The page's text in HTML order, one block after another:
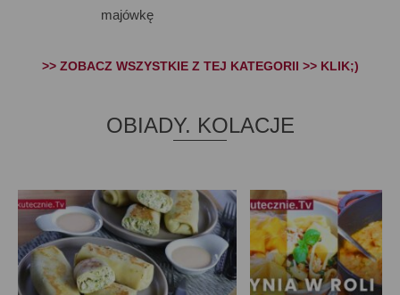
majówkę
>> ZOBACZ WSZYSTKIE Z TEJ KATEGORII >> KLIK;)
OBIADY. KOLACJE